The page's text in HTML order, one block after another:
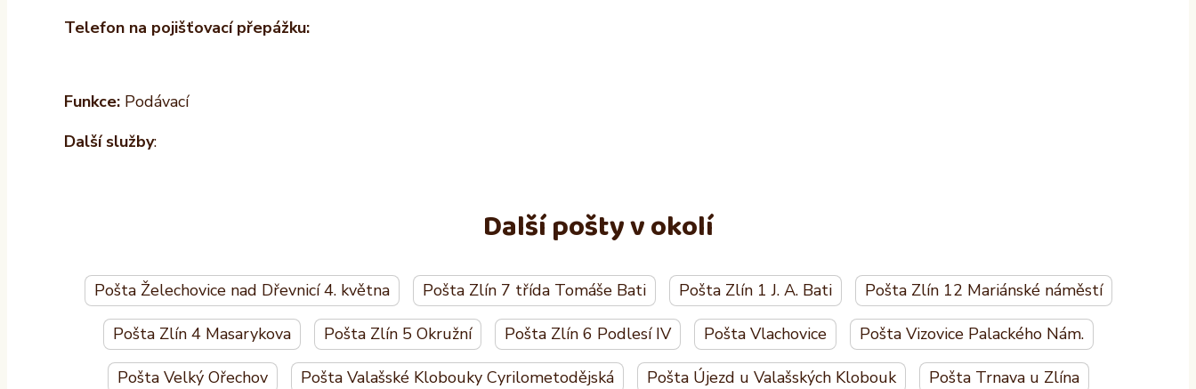
Telefon na pojišťovací přepážku:
Funkce: Podávací
Další služby:
Další pošty v okolí
Pošta Želechovice nad Dřevnicí 4. května Pošta Zlín 7 třída Tomáše Bati Pošta Zlín 1 J. A. Bati Pošta Zlín 12 Mariánské náměstí
Pošta Zlín 4 Masarykova Pošta Zlín 5 Okružní Pošta Zlín 6 Podlesí IV Pošta Vlachovice Pošta Vizovice Palackého Nám.
Pošta Velký Ořechov Pošta Valašské Klobouky Cyrilometodějská Pošta Újezd u Valašských Klobouk Pošta Trnava u Zlína